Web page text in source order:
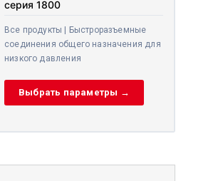
серия 1800
Все продукты | Быстроразъемные
соединения общего назначения для
низкого давления
Выбрать параметры →